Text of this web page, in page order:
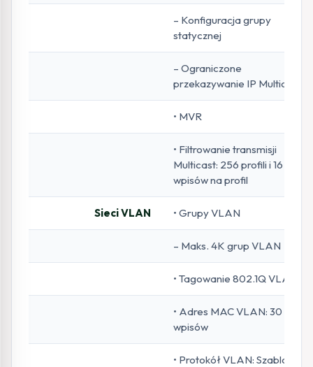
– Konfiguracja grupy
statycznej
– Ograniczone
przekazywanie IP Multicast
• MVR
• Filtrowanie transmisji
Multicast: 256 profili i 16
wpisów na profil
Sieci VLAN • Grupy VLAN
– Maks. 4K grup VLAN
• Tagowanie 802.1Q VLAN
• Adres MAC VLAN: 30
wpisów
• Protokół VLAN: Szablon